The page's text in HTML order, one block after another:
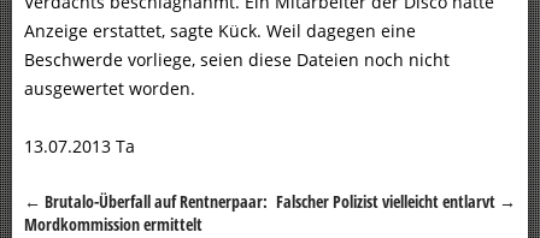
Anzeige erstattet, sagte Kück. Weil dagegen eine
Beschwerde vorliege, seien diese Dateien noch nicht
ausgewertet worden.
13.07.2013 Ta
Beitragsnavigation
← Brutalo-Überfall auf Rentnerpaar:
Mordkommission ermittelt
Falscher Polizist vielleicht entlarvt →